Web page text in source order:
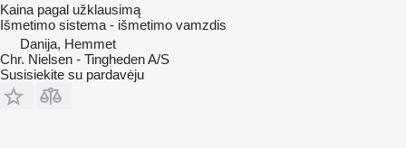
Kaina pagal užklausimą
Išmetimo sistema - išmetimo vamzdis
Danija, Hemmet
Chr. Nielsen - Tingheden A/S
Susisiekite su pardavėju